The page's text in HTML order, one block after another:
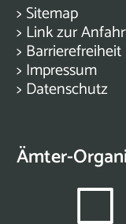
> Sitemap
> Link zur
> Barrierefreiheit
> Impressum
> Datenschutz
Ämter-